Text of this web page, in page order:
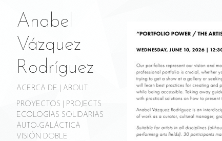
Anabel
Vázquez
Rodríguez
ACERCA DE | ABOUT
PROYECTOS | PROJECTS
ECOLOGÍAS SOLIDARIAS
AUTO-GALÁCTICA
VISIÓN DOBLE